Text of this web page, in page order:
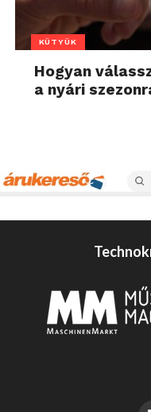
KÜTYÜK
Hogyan
a nyári